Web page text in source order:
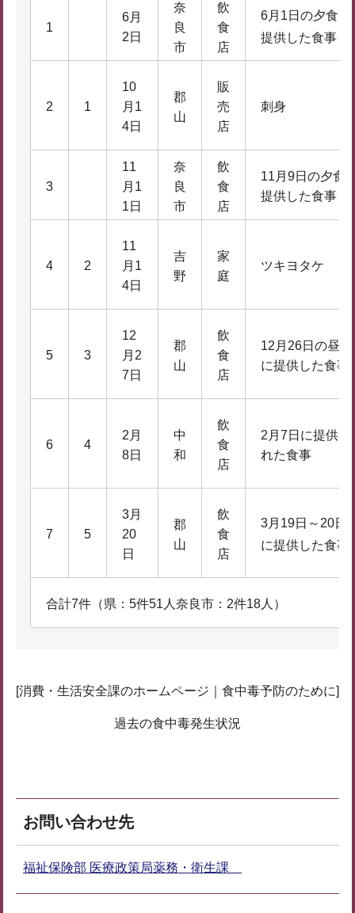
1
6月
2日
奈
良
市
飲
食
店
6月1日の夕食に
提供した食事
2 1
10
月1
4日
郡
山
販
売
店
刺身
3
11
月1
1日
奈
良
市
飲
食
店
11月9日の夕食
提供した食事
4 2
11
月1
4日
吉
野
家
庭
ツキヨタケ
5 3
12
月2
7日
郡
山
飲
食
店
12月26日の昼食
に提供した食事
6 4
2月
8日
中
和
飲
食
店
2月7日に提供さ
れた食事
7 5
3月
20
日
郡
山
飲
食
店
3月19日～20日
に提供した食事
合計7件（県：5件51人奈良市：2件18人）
[消費・生活安全課のホームページ｜食中毒予防のために]
過去の食中毒発生状況
お問い合わせ先
福祉保険部 医療政策局薬務・衛生課